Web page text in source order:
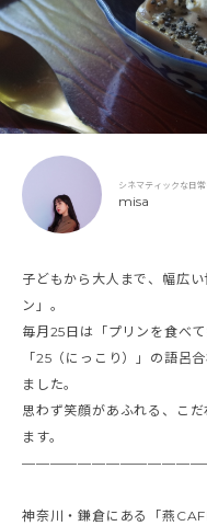
シネマティックな日
misa
子どもから大人まで、幅広
ン」。
毎月25日は「プリンを食べ
「25（にっこり）」の語呂
ました。
思わず笑顔があふれる、こ
ます。
神奈川・鎌倉にある「燕